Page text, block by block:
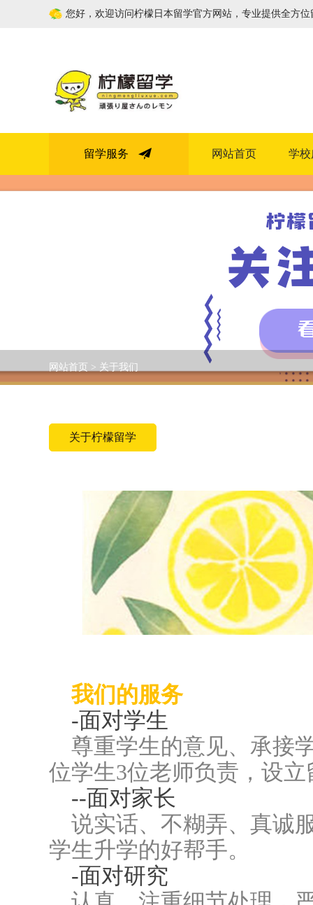
您好，欢迎访问柠檬日本留学官方网站，专业提供全方位
留学服务 网站首页 学
网站首页 > 关于我们
关于柠檬留学
我们的服务
-面对学生
尊重学生的意见、承接
位学生3位老师负责，设
--面对家长
说实话、不糊弄、真诚
学生升学的好帮手。
-面对研究